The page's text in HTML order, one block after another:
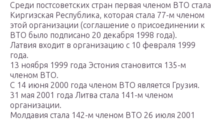
Среди постсоветских стран первая членом ВТО стала
Киргизская Республика, которая стала 77-м членом
этой организации (соглашение о присоединении к
ВТО было подписано 20 декабря 1998 года).
Латвия входит в организацию с 10 февраля 1999
года.
13 ноября 1999 года Эстония становится 135-м
членом ВТО.
С 14 июня 2000 года членом ВТО является Грузия.
31 мая 2001 года Литва стала 141-м членом
организации.
Молдавия стала 142-м членом ВТО 26 июля 2001